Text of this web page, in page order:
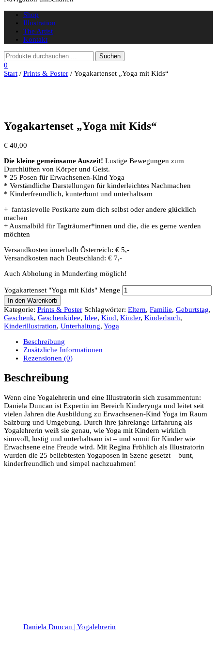
Shop
Illustration
The Artist
Kontakt
0
Start / Prints & Poster / Yogakartenset „Yoga mit Kids“
Yogakartenset „Yoga mit Kids“
€ 40,00
Die kleine gemeinsame Auszeit! Lustige Bewegungen zum
Durchlüften von Körper und Geist.
* 25 Posen für Erwachsenen-Kind Yoga
* Verständliche Darstellungen für kinderleichtes Nachmachen
* Kinderfreundlich, kunterbunt und unterhaltsam
+ fantasievolle Postkarte zum dich selbst oder andere glücklich
machen
+ Ausmalbild für Tagträumer*innen und die, die es gerne werden
möchten
Versandkosten innerhalb Österreich: € 5,-
Versandkosten nach Deutschland: € 7,-
Auch Abholung in Munderfing möglich!
Yogakartenset "Yoga mit Kids" Menge
In den Warenkorb
Kategorie: Prints & Poster Schlagwörter: Eltern, Familie, Geburtstag,
Geschenk, Geschenkidee, Idee, Kind, Kinder, Kinderbuch,
Kinderillustration, Unterhaltung, Yoga
Beschreibung
Zusätzliche Informationen
Rezensionen (0)
Beschreibung
Wenn eine Yogalehrerin und eine Illustratorin sich zusammentun:
Daniela Duncan ist Expertin im Bereich Kinderyoga und leitet seit
vielen Jahren die Ausbildung zu Erwachsenen-Kind Yoga im Raum
Salzburg und Umgebung. Durch ihre jahrelange Erfahrung als
Yogalehrerin weiß sie genau, wie Yoga mit Kindern wirklich
sinnvoll, lustig und unterhaltsam ist – und somit für Kinder wie
Erwachsene eine Freude wird. Mit Regina Fröhlich als Illustratorin
wurden die 25 beliebtesten Yogaposen in Szene gesetzt – bunt,
kinderfreundlich und simpel nachzuahmen!
Daniela Duncan | Yogalehrerin